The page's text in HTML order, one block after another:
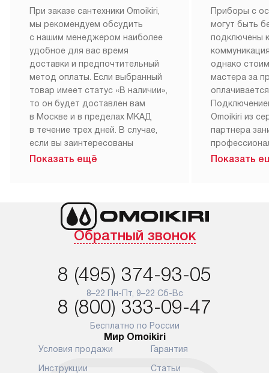
При заказе сантехники Omoikiri,
мы рекомендуем обсудить
с нашим менеджером наиболее
удобное для вас время
доставки и предпочтительный
метод оплаты. Если выбранный
товар имеет статус «В наличии»,
то он будет доставлен вам
в Москве и в пределах МКАД
в течение трех дней. В случае,
если вы заинтересованы
в товаре, который доступен
менеджером на сайте. Товары
с особым лейблом
доставляются бесплатно
аксессуаров не предусмотрена.
Для доставки в другие регионы
мы используем услуги
транспортной компании.
Уточняйте все условия доставки
у нашего менеджера при
оформлении заказа.
Показать ещё
Приборы с
могут быть
подключены
однако
мастера за
Omoikiri из
партнера
Наш сервис
Показать
Обратный звонок
8 (495) 374-93-05
8–22 Пн-Пт, 9–22 Сб-Вс
8 (800) 333-09-47
Бесплатно по России
Мир Omoikiri
Условия продажи
Инструкции
Гарантия
Статьи